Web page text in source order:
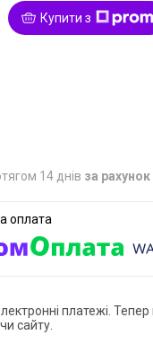
Купити з
14 днів за
платежі.
сайту.